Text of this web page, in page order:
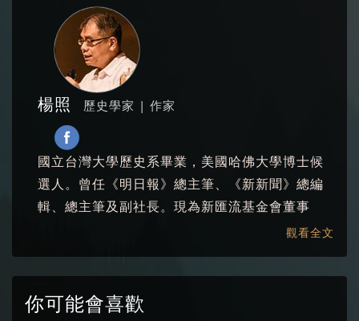
楊照 歷史學家 | 作家
國立台灣大學歷史系畢業，美國哈佛大學博士候
選人。曾任《明日報》總主筆、《新新聞》總編
輯、總主筆及副社長。現為新匯流基金會董事
長。已出版數十部文學創作及文化評論著作。擅
故事，洋溢人文精神，並流露其文學情懷。
觀看全文
你可能會喜歡